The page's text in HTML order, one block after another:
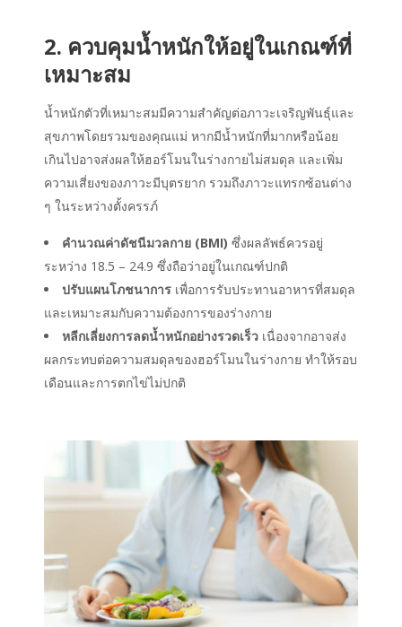
2. ควบคุมน้ำหนักให้อยู่ในเกณฑ์ที่
เหมาะสม
น้ำหนักตัวที่เหมาะสมมีความสำคัญต่อภาวะเจริญพันธุ์และ
สุขภาพโดยรวมของคุณแม่ หากมีน้ำหนักที่มากหรือน้อย
เกินไปอาจส่งผลให้ฮอร์โมนในร่างกายไม่สมดุล และเพิ่ม
ความเสี่ยงของภาวะมีบุตรยาก รวมถึงภาวะแทรกซ้อนต่าง
ๆ ในระหว่างตั้งครรภ์
คำนวณค่าดัชนีมวลกาย (BMI) ซึ่งผลลัพธ์ควรอยู่
ระหว่าง 18.5 – 24.9 ซึ่งถือว่าอยู่ในเกณฑ์ปกติ
ปรับแผนโภชนาการ เพื่อการรับประทานอาหารที่สมดุล
และเหมาะสมกับความต้องการของร่างกาย
หลีกเลี่ยงการลดน้ำหนักอย่างรวดเร็ว เนื่องจากอาจส่ง
ผลกระทบต่อความสมดุลของฮอร์โมนในร่างกาย ทำให้รอบ
เดือนและการตกไข่ไม่ปกติ